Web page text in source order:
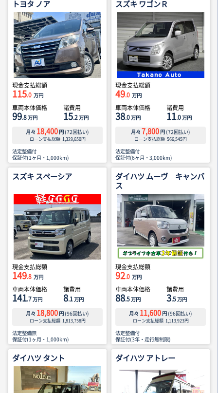
トヨタ ノア
現金支払総額
115.0 万円
車両本体価格
99.8万円
諸費用
15.2万円
月々 18,400 円 (72回払い)
ローン支払総額 1,329,650円
法定整備付
保証付(1ヶ月・1,000km)
スズキ ワゴンＲ
現金支払総額
49.0 万円
車両本体価格
38.0万円
諸費用
11.0万円
月々 7,800 円 (72回払い)
ローン支払総額 566,545円
法定整備付
保証付(6ヶ月・3,000km)
スズキ スペーシア
現金支払総額
149.8 万円
車両本体価格
141.7万円
諸費用
8.1万円
月々 18,800 円 (96回払い)
ローン支払総額 1,813,758円
法定整備無
保証付(1ヶ月・1,000km)
ダイハツ ムーヴ キャンバ
ス
現金支払総額
92.0 万円
車両本体価格
88.5万円
諸費用
3.5万円
月々 11,600 円 (96回払い)
ローン支払総額 1,113,923円
法定整備付
保証付(3年・走行無制限)
ダイハツ タント ダイハツ アトレー